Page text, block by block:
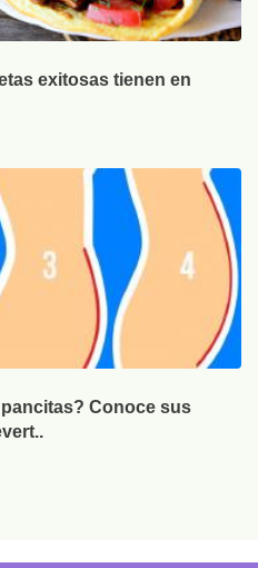
exitosas tienen en
Conoce sus